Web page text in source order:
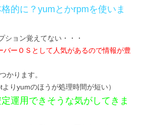
的に？yumとかrpmを使いま
ション覚えてない・・・
バーＯＳとして人気があるので情報が豊
かります。
よりyumのほうが処理時間が短い）
運用できそうな気がしてきま